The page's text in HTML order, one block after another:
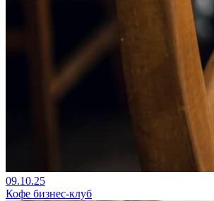
09.10.25
Кофе бизнес-клуб